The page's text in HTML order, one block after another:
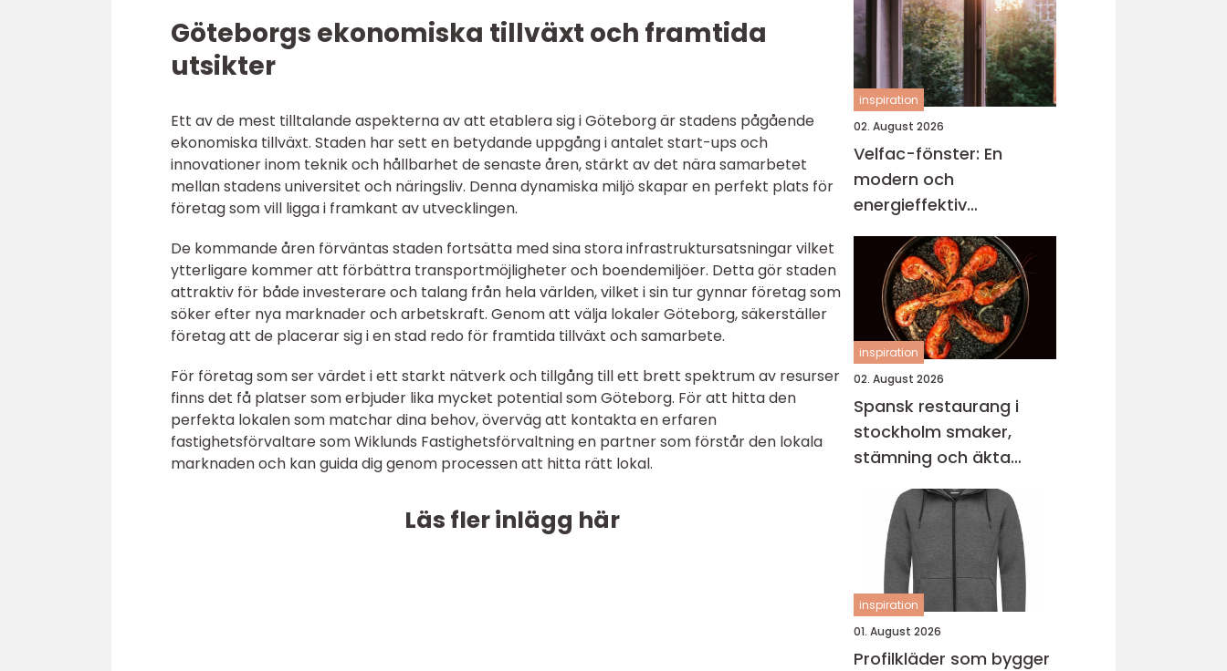
Göteborgs ekonomiska tillväxt och framtida
utsikter
Ett av de mest tilltalande aspekterna av att etablera sig i Göteborg är stadens pågående
ekonomiska tillväxt. Staden har sett en betydande uppgång i antalet start-ups och
innovationer inom teknik och hållbarhet de senaste åren, stärkt av det nära samarbetet
mellan stadens universitet och näringsliv. Denna dynamiska miljö skapar en perfekt plats för
företag som vill ligga i framkant av utvecklingen.
De kommande åren förväntas staden fortsätta med sina stora infrastruktursatsningar vilket
ytterligare kommer att förbättra transportmöjligheter och boendemiljöer. Detta gör staden
attraktiv för både investerare och talang från hela världen, vilket i sin tur gynnar företag som
söker efter nya marknader och arbetskraft. Genom att välja lokaler Göteborg, säkerställer
företag att de placerar sig i en stad redo för framtida tillväxt och samarbete.
För företag som ser värdet i ett starkt nätverk och tillgång till ett brett spektrum av resurser
finns det få platser som erbjuder lika mycket potential som Göteborg. För att hitta den
perfekta lokalen som matchar dina behov, överväg att kontakta en erfaren
fastighetsförvaltare som Wiklunds Fastighetsförvaltning en partner som förstår den lokala
marknaden och kan guida dig genom processen att hitta rätt lokal.
Läs fler inlägg här
inspiration
02. August 2026
Velfac-fönster: En
modern och
energieffektiv
fönsterlösning
inspiration
02. August 2026
Spansk restaurang i
stockholm smaker,
stämning och äkta
gemenskap
inspiration
01. August 2026
Profilkläder som bygger